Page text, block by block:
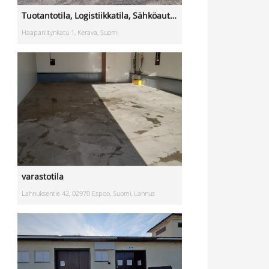
varastotila
Lahnuksentie 42, 02970 Espoo, Suomi, Lahnus